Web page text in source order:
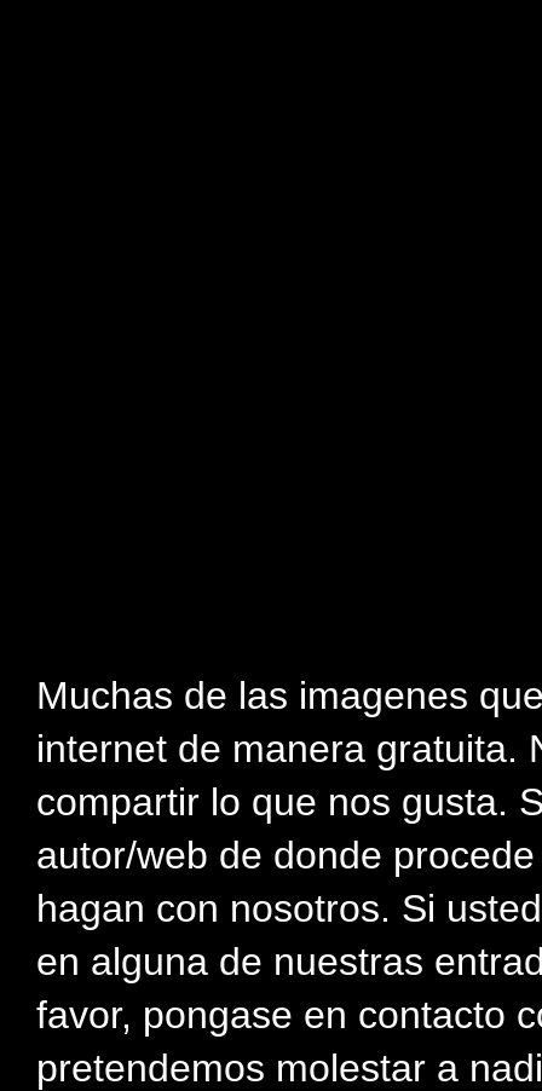
Muchas de las imagenes
internet de manera gratuita.
compartir lo que nos gusta.
autor/web de donde
hagan con nosotros. Si
en alguna de nuestras
favor, pongase en contacto
pretendemos molestar a